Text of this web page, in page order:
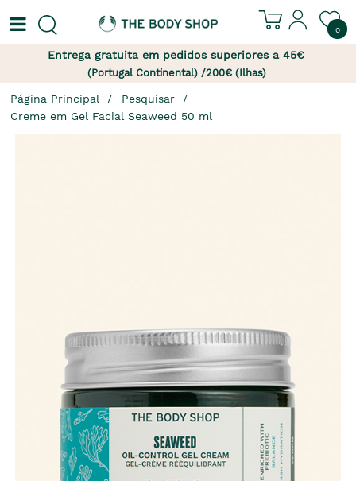
0
Entrega gratuita em pedidos superiores a 45€
(Portugal Continental) /200€ (Ilhas)
Página Principal
Pesquisar
Creme em Gel Facial Seaweed 50 ml